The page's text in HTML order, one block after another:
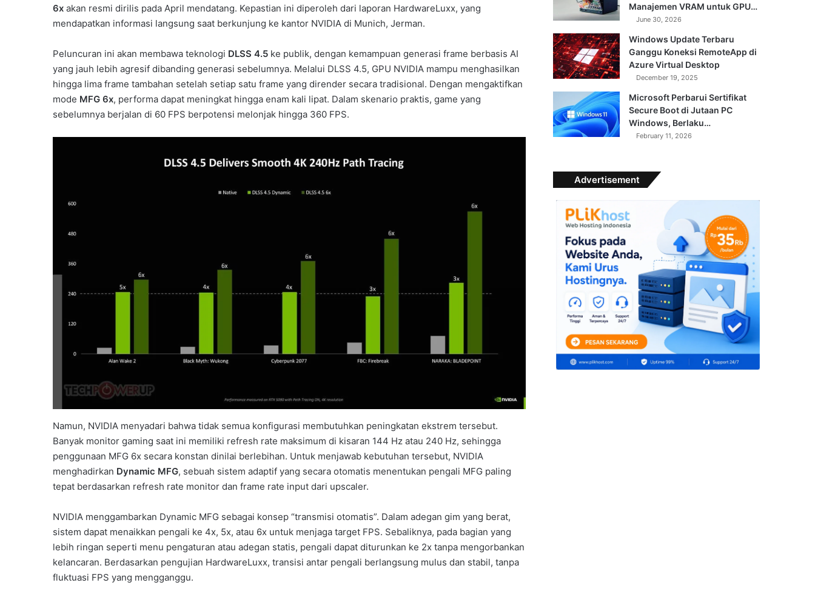
6x akan resmi dirilis pada April mendatang. Kepastian ini diperoleh dari laporan HardwareLuxx, yang
mendapatkan informasi langsung saat berkunjung ke kantor NVIDIA di Munich, Jerman.
Peluncuran ini akan membawa teknologi DLSS 4.5 ke publik, dengan kemampuan generasi frame berbasis AI
yang jauh lebih agresif dibanding generasi sebelumnya. Melalui DLSS 4.5, GPU NVIDIA mampu menghasilkan
hingga lima frame tambahan setelah setiap satu frame yang dirender secara tradisional. Dengan mengaktifkan
mode MFG 6x, performa dapat meningkat hingga enam kali lipat. Dalam skenario praktis, game yang
sebelumnya berjalan di 60 FPS berpotensi melonjak hingga 360 FPS.
Namun, NVIDIA menyadari bahwa tidak semua konfigurasi membutuhkan peningkatan ekstrem tersebut.
Banyak monitor gaming saat ini memiliki refresh rate maksimum di kisaran 144 Hz atau 240 Hz, sehingga
penggunaan MFG 6x secara konstan dinilai berlebihan. Untuk menjawab kebutuhan tersebut, NVIDIA
menghadirkan Dynamic MFG, sebuah sistem adaptif yang secara otomatis menentukan pengali MFG paling
tepat berdasarkan refresh rate monitor dan frame rate input dari upscaler.
NVIDIA menggambarkan Dynamic MFG sebagai konsep “transmisi otomatis”. Dalam adegan gim yang berat,
sistem dapat menaikkan pengali ke 4x, 5x, atau 6x untuk menjaga target FPS. Sebaliknya, pada bagian yang
lebih ringan seperti menu pengaturan atau adegan statis, pengali dapat diturunkan ke 2x tanpa mengorbankan
kelancaran. Berdasarkan pengujian HardwareLuxx, transisi antar pengali berlangsung mulus dan stabil, tanpa
fluktuasi FPS yang mengganggu.
Manajemen VRAM untuk GPU…
June 30, 2026
Windows Update Terbaru
Ganggu Koneksi RemoteApp di
Azure Virtual Desktop
December 19, 2025
Microsoft Perbarui Sertifikat
Secure Boot di Jutaan PC
Windows, Berlaku…
February 11, 2026
Advertisement